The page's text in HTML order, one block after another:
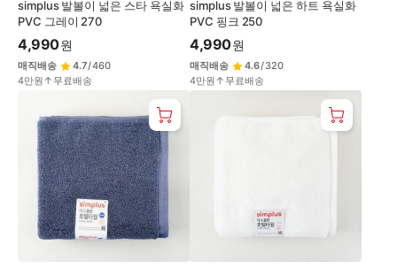
simplus 발볼이 넓은 스타 욕실화
PVC 그레이 270
4,990원
매직배송 4.7/460
4만원↑무료배송
simplus 발볼이 넓은 하트 욕실화
PVC 핑크 250
4,990원
매직배송 4.6/320
4만원↑무료배송